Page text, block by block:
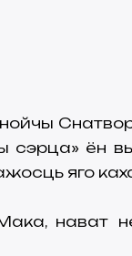
сэрца» ён
яго
нават